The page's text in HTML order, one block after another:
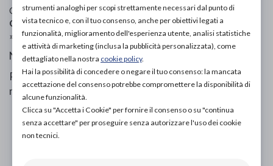
Codice OTGP:OMRCH19846| Riferimento produttore:
OMDUO| Categoria:Salute e benessere»Infanzia - mamma
»
Prodotti per neonati e bambini
Nebulizzatore a compressore con aspiratore nasale.
Pulisce delicatamente il naso e fornisce una
nebulizzazione efficiente.
strumenti analoghi per scopi strettamente necessari dal punto di
vista tecnico e, con il tuo consenso, anche per obiettivi legati a
funzionalità, miglioramento dell'esperienza utente, analisi statistiche
e attività di marketing (inclusa la pubblicità personalizzata), come
dettagliato nella nostra cookie policy.
Hai la possibilità di concedere o negare il tuo consenso: la mancata
accettazione del consenso potrebbe compromettere la disponibilità di
alcune funzionalità.
Clicca su "Accetta i Cookie" per fornire il consenso o su "continua
senza accettare" per proseguire senza autorizzare l'uso dei cookie
non tecnici.